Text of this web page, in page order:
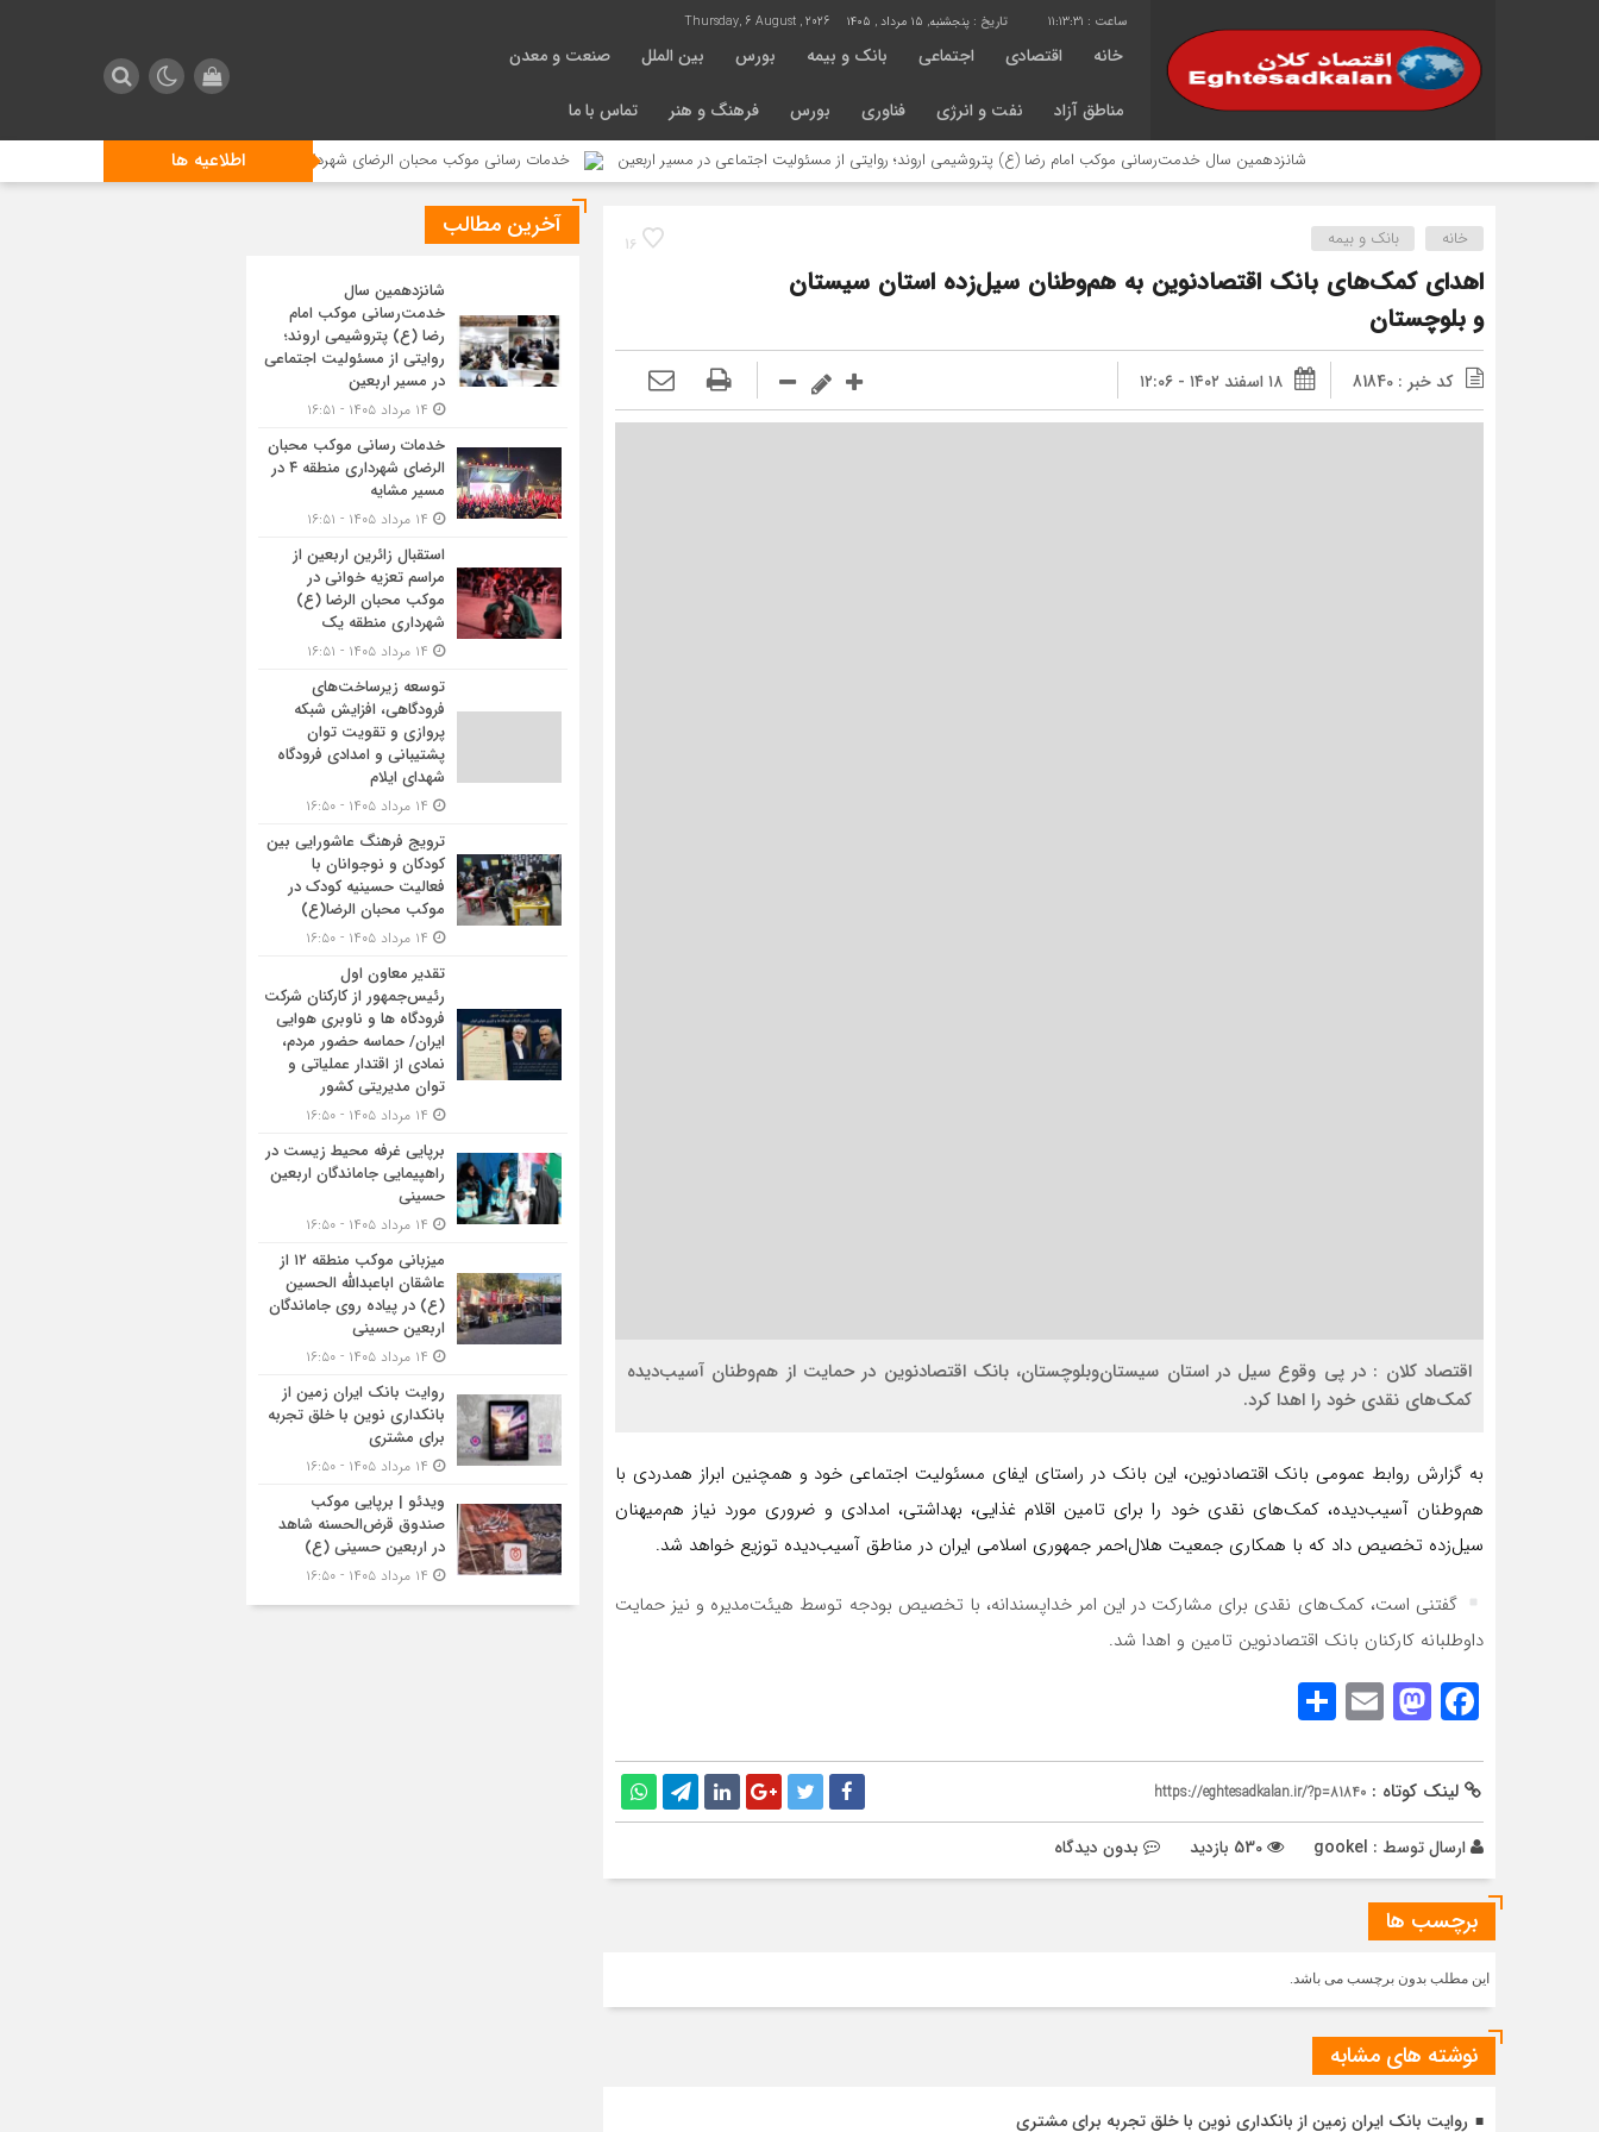
11:13:31 تاریخ : پنجشنبه, ۱۵ مرداد , ۱۴۰۵ Thursday, 6 August , 2026
خانه اقتصادی اجتماعی بانک و بیمه بورس بین الملل صنعت و معدن
مناطق آزاد نفت و انرژی فناوری بورس فرهنگ و هنر تماس با ما
اطلاعیه ها شانزدهمین سال خدمت‌رسانی موکب امام رضا (ع) پتروشیمی اروند؛ روایتی از مسئولیت اجتماعی در مسیر اربعین خدمات رسانی موکب محبان الرضای شهرداری منطقه ۴ در مسیر مشایه
16 خانه بانک و بیمه
اهدای کمک‌های بانک اقتصادنوین به هم‌وطنان سیل‌زده استان سیستان‌
و‌ بلوچستان
کد خبر : 81840 ۱۸ اسفند ۱۴۰۲ - ۱۲:۰۶
اقتصاد کلان : در پی وقوع سیل در استان سیستان‌و‌بلوچستان، بانک اقتصادنوین در حمایت از هم‌وطنان آسیب‌دیده
کمک‌های نقدی خود را اهدا کرد.
به گزارش روابط عمومی بانک اقتصادنوین، این بانک در راستای ایفای مسئولیت اجتماعی خود و همچنین ابراز همدردی با
هم‌وطنان آسیب‌دیده، کمک‌های نقدی خود را برای تامین اقلام غذایی، بهداشتی، امدادی و ضروری مورد نیاز هم‌میهنان
سیل‌زده تخصیص داد که با همکاری جمعیت هلال‌احمر جمهوری اسلامی ایران در مناطق آسیب‌دیده توزیع خواهد شد.
گفتنی است، کمک‌های نقدی برای مشارکت در این امر خداپسندانه، با تخصیص بودجه توسط هیئت‌مدیره و نیز حمایت
داوطلبانه کارکنان بانک اقتصادنوین تامین و اهدا شد.
Facebook
Mastodon
Email
لینک کوتاه : https://eghtesadkalan.ir/?p=81840
ارسال توسط : gookel بدون دیدگاه
برچسب ها
این مطلب بدون برچسب می باشد.
نوشته های مشابه
روایت بانک ایران زمین از بانکداری نوین با خلق تجربه برای مشتری
آخرین مطالب
شانزدهمین سال
خدمت‌رسانی موکب امام
رضا (ع) پتروشیمی اروند؛
روایتی از مسئولیت اجتماعی
در مسیر اربعین
خدمات رسانی موکب محبان
الرضای شهرداری منطقه ۴ در
مسیر مشایه
استقبال زائرین اربعین از
مراسم تعزیه خوانی در
موکب محبان الرضا (ع)
شهرداری منطقه یک
توسعه زیرساخت‌های
فرودگاهی، افزایش شبکه
پروازی و تقویت توان
پشتیبانی و امدادی فرودگاه
شهدای ایلام
ترویج فرهنگ عاشورایی بین
کودکان و نوجوانان با
فعالیت حسینیه کودک در
موکب محبان الرضا(ع)
تقدیر معاون اول
رئیس‌جمهور از کارکنان شرکت
فرودگاه ها و ناوبری هوایی
ایران/ حماسه حضور مردم،
نمادی از اقتدار عملیاتی و
توان مدیریتی کشور
برپایی غرفه محیط زیست در
راهپیمایی جاماندگان اربعین
حسینی
میزبانی موکب منطقه ۱۲ از
عاشقان اباعبدالله الحسین
(ع) در پیاده روی جاماندگان
اربعین حسینی
روایت بانک ایران زمین از
بانکداری نوین با خلق تجربه
برای مشتری
ویدئو | برپایی موکب
صندوق قرض‌الحسنه شاهد
در اربعین حسینی (ع)